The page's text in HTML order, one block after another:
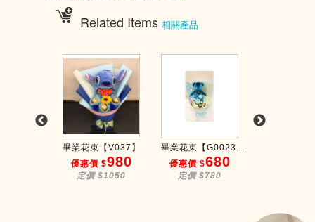
Related Items 相關產品
畢業花束【V037】
優惠價 $980
定價 $1050
畢業花束【G0023...
優惠價 $680
定價 $780